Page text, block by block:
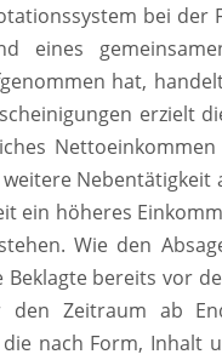
bei der
eines
hat,
erzielt
ein höheres
Wie den
bereits vor
den Zeitraum ab
nach Form,